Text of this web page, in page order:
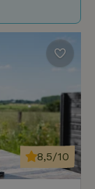
8,5/10